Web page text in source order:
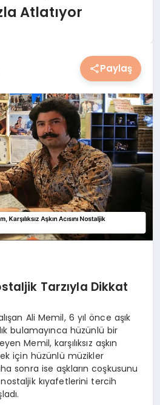
Atlatıyor
Paylaş
Tarzıyla Dikkat
Ali Memil, 6 yıl önce aşık
bulamayınca hüzünlü bir
Memil, karşılıksız aşkın
için hüzünlü müzikler
sonra ise aşkların coşkusunu
nostaljik kıyafetlerini tercih